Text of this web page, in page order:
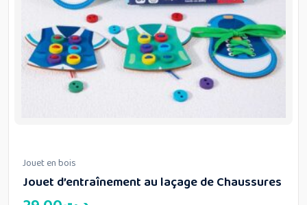
Jouet en bois
Jouet d’entraînement au laçage de Chaussures